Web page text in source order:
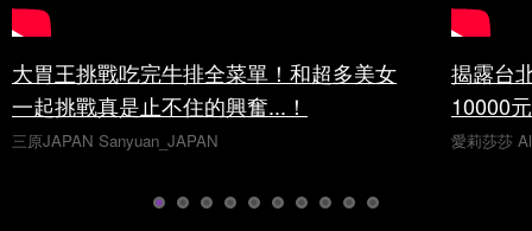
大胃王挑戰吃完牛排全菜單！和超多美女
一起挑戰真是止不住的興奮...！
三原JAPAN Sanyuan_JAPAN
揭露台
10000
愛莉莎莎